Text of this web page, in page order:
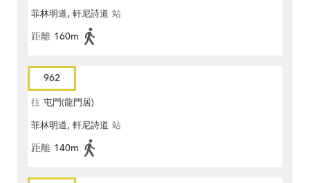
菲林明道, 軒尼詩道 站
距離 160m
962
往 屯門(龍門居)
菲林明道, 軒尼詩道 站
距離 140m